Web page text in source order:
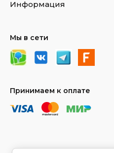
Информация
Мы в сети
Принимаем к оплате